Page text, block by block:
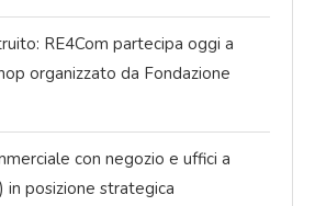
RE4Com partecipa oggi a
organizzato da Fondazione
con negozio e uffici a
in posizione strategica